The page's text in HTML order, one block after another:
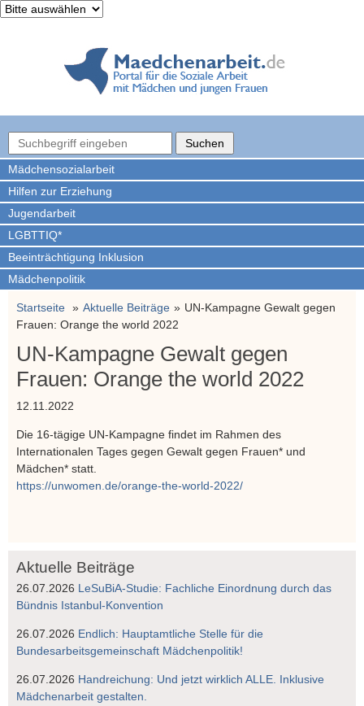
Mädchen­sozialarbeit
Hilfen zur Erziehung
Jugendarbeit
LGBTTIQ*
Beeinträchtigung Inklusion
Mädchenpolitik
Startseite Aktuelle Beiträge
UN-Kampagne Gewalt gegen
Frauen: Orange the world 2022
UN-Kampagne Gewalt gegen
Frauen: Orange the world 2022
12.11.2022
Die 16-tägige UN-Kampagne findet im Rahmen des
Internationalen Tages gegen Gewalt gegen Frauen* und
Mädchen* statt.
https://unwomen.de/orange-the-world-2022/
Aktuelle Beiträge
26.07.2026 LeSuBiA-Studie: Fachliche Einordnung durch das
Bündnis Istanbul-Konvention
26.07.2026 Endlich: Hauptamtliche Stelle für die
Bundesarbeitsgemeinschaft Mädchenpolitik!
26.07.2026 Handreichung: Und jetzt wirklich ALLE. Inklusive
Mädchenarbeit gestalten.